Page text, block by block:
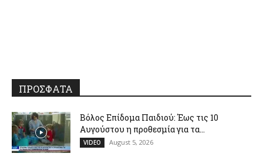
ΠΡΟΣΦΑΤΑ
Βόλος Επίδομα Παιδιού: Έως τις 10
Αυγούστου η προθεσμία για τα...
VIDEO August 5, 2026